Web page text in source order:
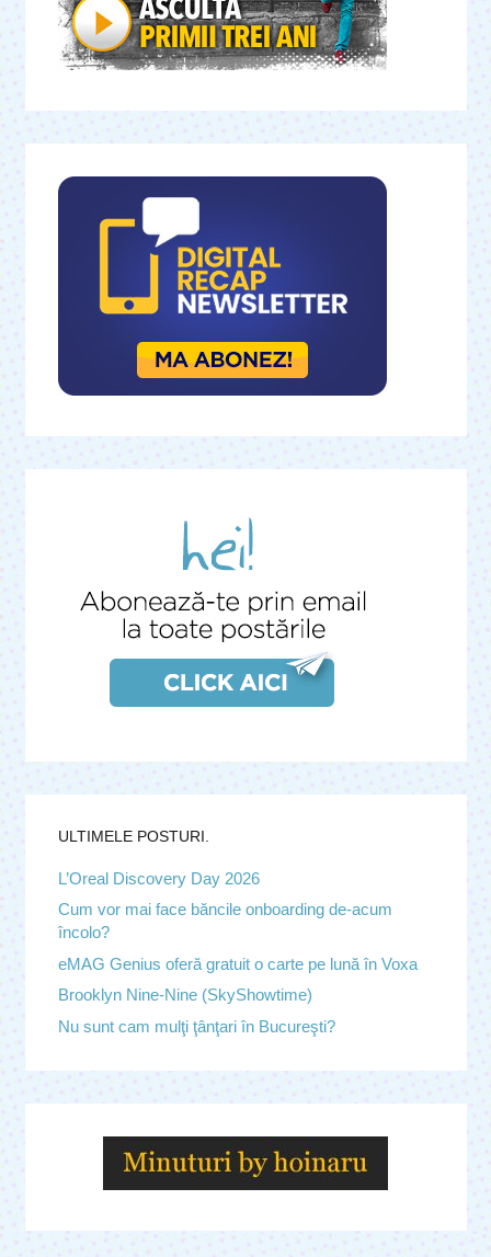
ULTIMELE POSTURI.
L’Oreal Discovery Day 2026
Cum vor mai face băncile onboarding de-acum
încolo?
eMAG Genius oferă gratuit o carte pe lună în Voxa
Brooklyn Nine-Nine (SkyShowtime)
Nu sunt cam mulţi ţânţari în Bucureşti?